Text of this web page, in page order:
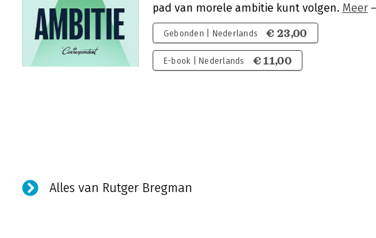
pad van morele ambitie kunt volgen. Meer
Gebonden | Nederlands € 23,00
E-book | Nederlands € 11,00
Alles van Rutger Bregman